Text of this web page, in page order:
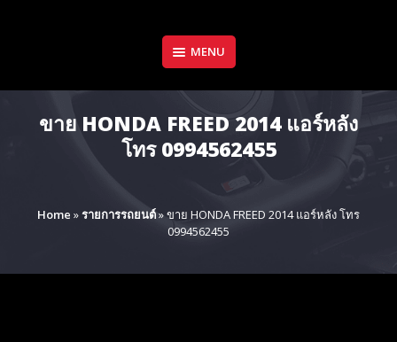
MENU
ขาย HONDA FREED 2014 แอร์หลัง
โทร 0994562455
Home »รายการรถยนต์»ขาย HONDA FREED 2014 แอร์หลัง โทร
0994562455